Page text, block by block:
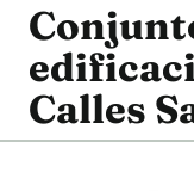
Calles